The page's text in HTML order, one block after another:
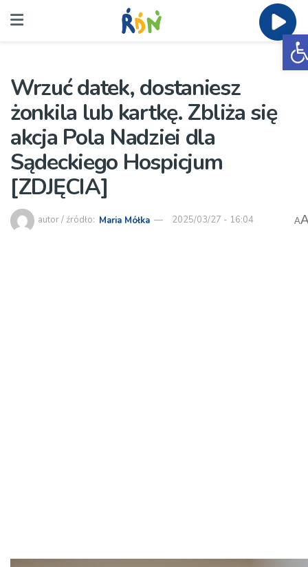
Wrzuć datek, dostaniesz
żonkila lub kartkę. Zbliża się
akcja Pola Nadziei dla
Sądeckiego Hospicjum
[ZDJĘCIA]
autor / źródło: Maria Mółka 2025/03/27 - 16:04 A